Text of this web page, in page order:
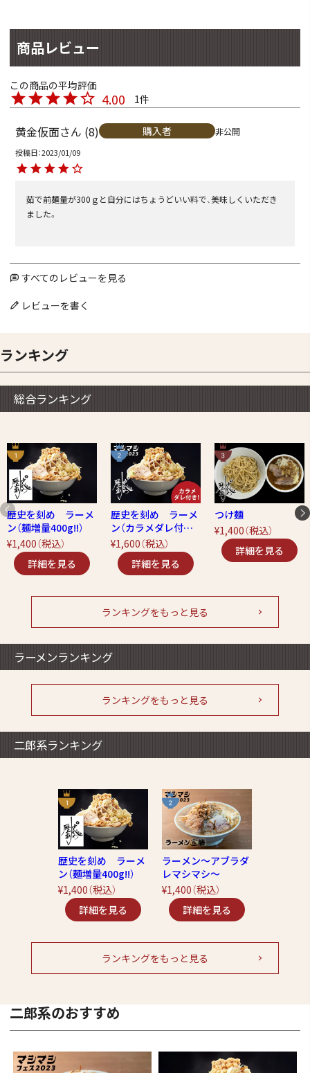
商品レビュー
4.00 1
黄金仮面 8 購入者 非公開
投稿日 2023/01/09
茹で前麺量が300ｇと自分にはちょうどいい料で、美味しくいただき
ました。
すべてのレビューを見る
レビューを書く
ランキング
総合ランキング
歴史を刻め ラーメ
ン（麺増量400g!!）
¥1,400（税込）
歴史を刻め ラーメ
ン（カラメダレ付
き！）
¥1,600（税込）
つけ麺
¥1,400（税込）
ランキングをもっと見る
ラーメンランキング
ランキングをもっと見る
二郎系ランキング
歴史を刻め ラーメ
ン（麺増量400g!!）
¥1,400（税込）
ラーメン～アブラダ
レマシマシ～
¥1,400（税込）
ランキングをもっと見る
二郎系のおすすめ